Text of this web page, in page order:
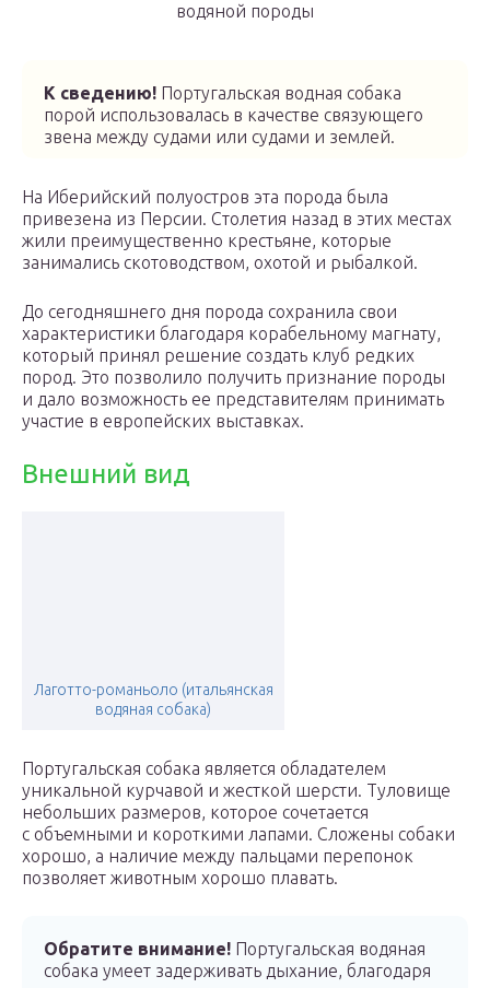
водяной породы
К сведению! Португальская водная собака
порой использовалась в качестве связующего
звена между судами или судами и землей.
На Иберийский полуостров эта порода была
привезена из Персии. Столетия назад в этих местах
жили преимущественно крестьяне, которые
занимались скотоводством, охотой и рыбалкой.
До сегодняшнего дня порода сохранила свои
характеристики благодаря корабельному магнату,
который принял решение создать клуб редких
пород. Это позволило получить признание породы
и дало возможность ее представителям принимать
участие в европейских выставках.
Внешний вид
Лаготто-романьоло (итальянская
водяная собака)
Португальская собака является обладателем
уникальной курчавой и жесткой шерсти. Туловище
небольших размеров, которое сочетается
с объемными и короткими лапами. Сложены собаки
хорошо, а наличие между пальцами перепонок
позволяет животным хорошо плавать.
Обратите внимание! Португальская водяная
собака умеет задерживать дыхание, благодаря